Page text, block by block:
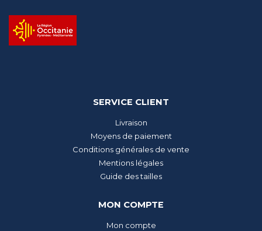
SERVICE CLIENT
Livraison
Moyens de paiement
Conditions générales de vente
Mentions légales
Guide des tailles
MON COMPTE
Mon compte